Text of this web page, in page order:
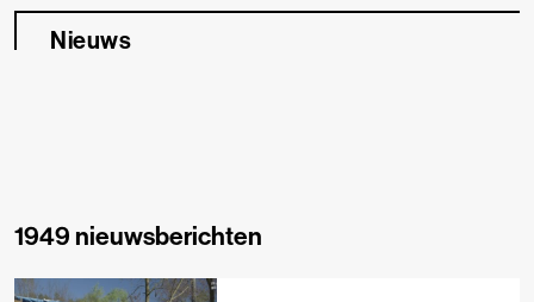
Nieuws
1949 nieuwsberichten